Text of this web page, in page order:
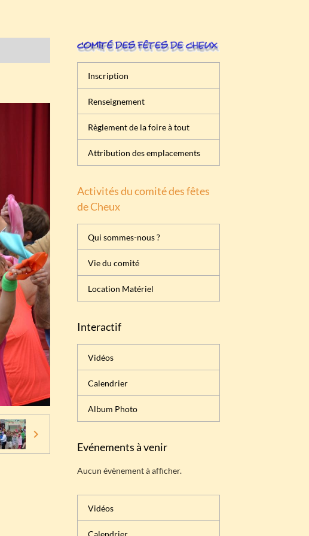
Inscription
Renseignement
Règlement de la foire à tout
Attribution des emplacements
Activités du comité des fêtes
de Cheux
Qui sommes-nous ?
Vie du comité
Location Matériel
Interactif
Vidéos
Calendrier
Album Photo
Evénements à venir
Aucun évènement à afficher.
Vidéos
Calendrier